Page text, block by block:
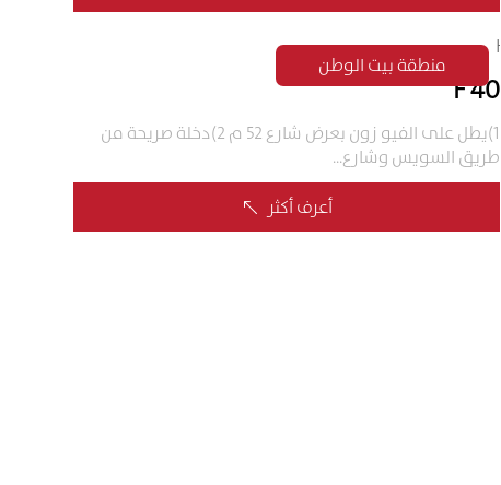
منطقة بيت الوطن
40 F
1)يطل على الفيو زون بعرض شارع 52 م 2)دخلة صريحة من
طريق السويس وشارع...
أعرف أكثر %